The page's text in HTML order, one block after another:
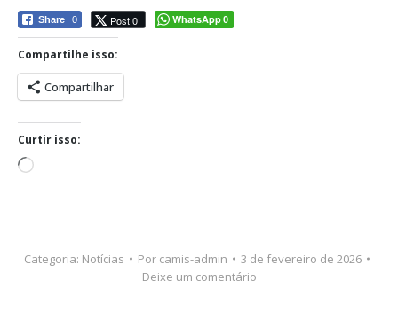
Share 0 Post 0 WhatsApp0
Compartilhe isso:
Compartilhar
Curtir isso:
Carregando...
Categoria: Notícias Por camis-admin
3 de fevereiro de 2026
Deixe um comentário